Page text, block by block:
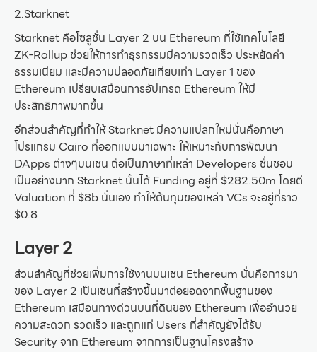
2.Starknet
Starknet คือโซลูชั่น Layer 2 บน Ethereum ที่ใช้เทคโนโลยี
ZK-Rollup ช่วยให้การทำธุรกรรมมีความรวดเร็ว ประหยัดค่า
ธรรมเนียม และมีความปลอดภัยเทียบเท่า Layer 1 ของ
Ethereum เปรียบเสมือนการอัปเกรด Ethereum ให้มี
ประสิทธิภาพมากขึ้น
อีกส่วนสำคัญที่ทำให้ Starknet มีความแปลกใหม่นั่นคือภาษา
โปรแกรม Cairo ที่ออกแบบมาเฉพาะ ให้เหมาะกับการพัฒนา
DApps ต่างๆบนเชน ถือเป็นภาษาที่เหล่า Developers ชื่นชอบ
เป็นอย่างมาก Starknet นั้นได้ Funding อยู่ที่ $282.50m โดยตี
Valuation ที่ $8b นั่นเอง ทำให้ต้นทุนของเหล่า VCs จะอยู่ที่ราว
$0.8
Layer 2
ส่วนสำคัญที่ช่วยเพิ่มการใช้งานบนเชน Ethereum นั่นคือการมา
ของ Layer 2 เป็นเชนที่สร้างขึ้นมาต่อยอดจากพื้นฐานของ
Ethereum เสมือนทางด่วนบนที่ดินของ Ethereum เพื่ออำนวย
ความสะดวก รวดเร็ว และถูกแก่ Users ที่สำคัญยังได้รับ
Security จาก Ethereum จากการเป็นฐานโครงสร้าง